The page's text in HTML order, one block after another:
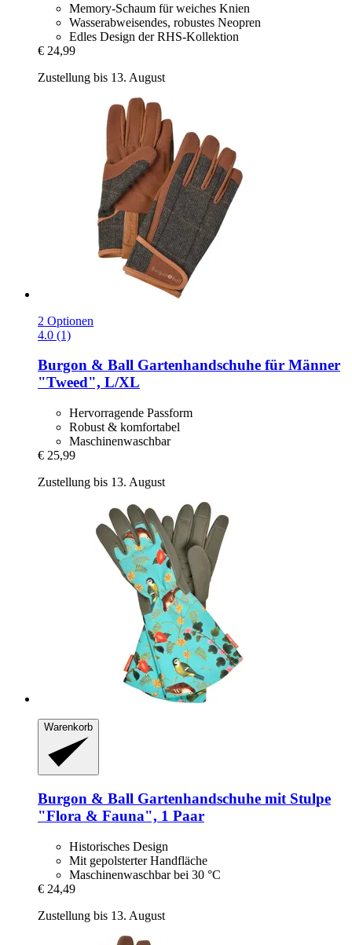
Memory-Schaum für weiches Knien
Wasserabweisendes, robustes Neopren
Edles Design der RHS-Kollektion
€ 24,99
Zustellung bis 13. August
2 Optionen
4.0 (1)
Burgon & Ball Gartenhandschuhe für Männer
"Tweed", L/XL
Hervorragende Passform
Robust & komfortabel
Maschinenwaschbar
€ 25,99
Zustellung bis 13. August
Warenkorb
Burgon & Ball Gartenhandschuhe mit Stulpe
"Flora & Fauna", 1 Paar
Historisches Design
Mit gepolsterter Handfläche
Maschinenwaschbar bei 30 °C
€ 24,49
Zustellung bis 13. August